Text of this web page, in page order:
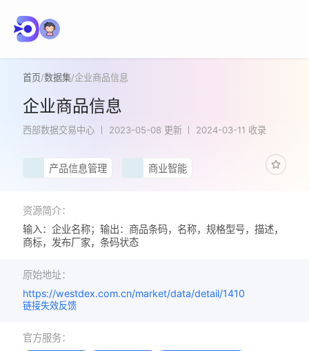
首页/数据集/企业商品信息
企业商品信息
西部数据交易中心 2023-05-08 更新 2024-03-11 收录
产品信息管理 商业智能
资源简介：
输入：企业名称；输出：商品条码，名称，规格型号，描述，
商标，发布厂家，条码状态
原始地址：
https://westdex.com.cn/market/data/detail/1410
链接失效反馈
官方服务：